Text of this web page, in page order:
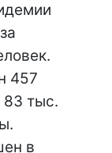
457
83 тыс.
в